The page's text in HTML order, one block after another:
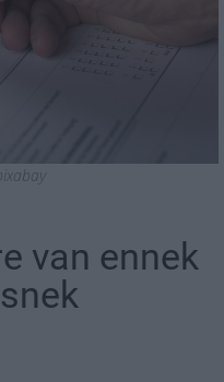
van ennek